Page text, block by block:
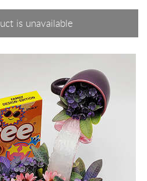
is unavailable